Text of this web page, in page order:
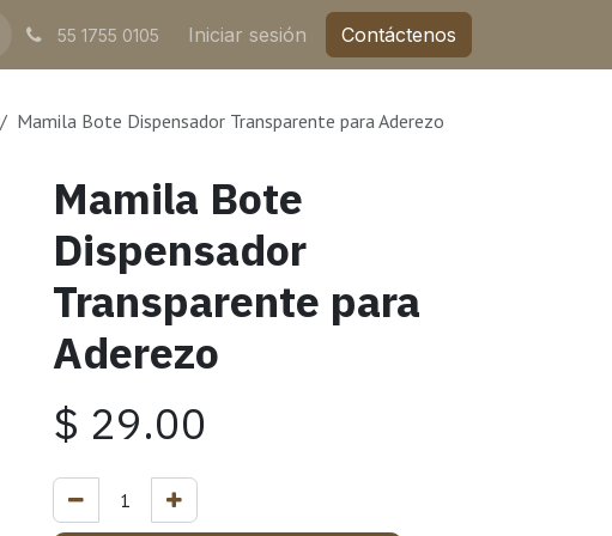
55 1755 0105 Iniciar sesión Contáctenos
Mamila Bote Dispensador Transparente para Aderezo
Mamila Bote
Dispensador
Transparente para
Aderezo
$ 29.00